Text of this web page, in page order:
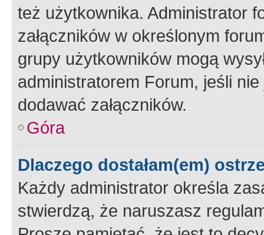
też użytkownika. Administrator
załączników w określonym
grupy użytkowników mogą
administratorem Forum, jeśli
dodawać załączników.
Góra
Dlaczego dostałam(em)
Każdy administrator określa
stwierdzą, że naruszasz